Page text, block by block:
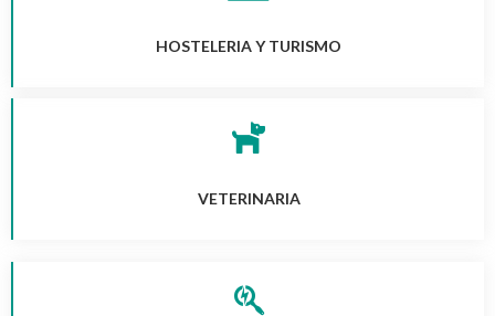
HOSTELERIA Y TURISMO
VETERINARIA